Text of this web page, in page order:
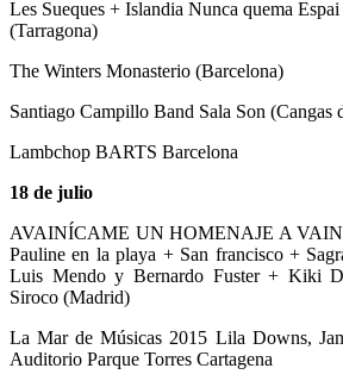
Les Sueques + Islandia Nunca quema
(Tarragona)
The Winters Monasterio (Barcelona)
Santiago Campillo Band Sala Son (Cangas
Lambchop BARTS Barcelona
18 de julio
AVAINÍCAME UN HOMENAJE A
Pauline en la playa + San francisco +
Luis Mendo y Bernardo Fuster + Kiki
Siroco (Madrid)
La Mar de Músicas 2015 Lila Downs,
Auditorio Parque Torres Cartagena